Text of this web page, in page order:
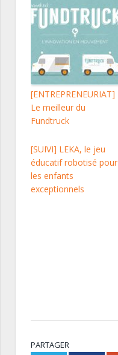
[ENTREPRENEURIAT]
Le meilleur du
Fundtruck
[SUIVI] LEKA, le jeu
éducatif robotisé pour
les enfants
exceptionnels
PARTAGER